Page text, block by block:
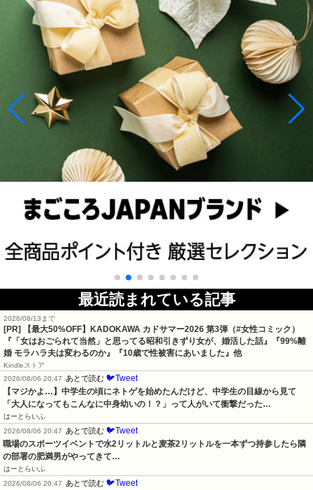
最近読まれている記事
2026/08/13まで
[PR]
【最大50%OFF】KADOKAWA カドサマー2026 第3弾（#女性コミック）
『「女はおごられて当然」と思ってる昭和引きずり女が、婚活した話』『99%離
婚 モラハラ夫は変わるのか』『10歳で性被害にあいました』他
Kindleストア
2026/08/06 20:47
あとで読む 🐦Tweet
【マジかよ…】中学生の頃にネトゲを始めたんだけど、中学生の目線から見て
「大人になってもこんなに中身幼いの！？」って人がいて衝撃だった…
はーとらいふ
2026/08/06 20:47
あとで読む 🐦Tweet
職場のスポーツイベントで水2リットルと麦茶2リットルを一本ずつ持参したら隣
の部署の肥満男がやってきて…
はーとらいふ
2026/08/06 20:47
あとで読む 🐦Tweet